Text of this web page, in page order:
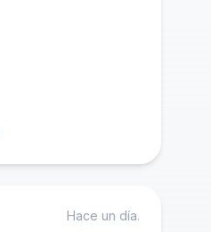
Hace un día.